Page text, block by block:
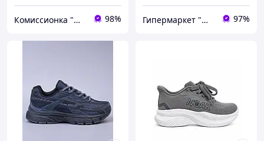
Комиссионка "Мышонок" - новое, сток, б/у 98% Гипермаркет "Материк" 97%